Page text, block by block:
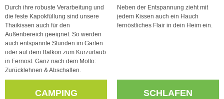
Durch ihre robuste Verarbeitung und
die feste Kapokfüllung sind unsere
Thaikissen auch für den
Außenbereich geeignet. So werden
auch entspannte Stunden im Garten
oder auf dem Balkon zum Kurzurlaub
in Fernost. Ganz nach dem Motto:
Zurücklehnen & Abschalten.
Neben der Entspannung zieht mit
jedem Kissen auch ein Hauch
fernöstliches Flair in dein Heim ein.
CAMPING SCHLAFEN